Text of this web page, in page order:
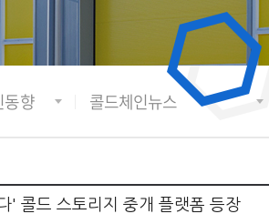
동향 콜드체인뉴스
' 콜드 스토리지 중개 플랫폼 등장